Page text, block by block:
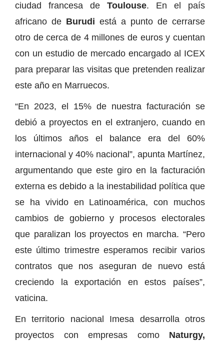
ciudad francesa de Toulouse. En el país
africano de Burudi está a punto de cerrarse
otro de cerca de 4 millones de euros y cuentan
con un estudio de mercado encargado al ICEX
para preparar las visitas que pretenden realizar
este año en Marruecos.
“En 2023, el 15% de nuestra facturación se
debió a proyectos en el extranjero, cuando en
los últimos años el balance era del 60%
internacional y 40% nacional”, apunta Martínez,
argumentando que este giro en la facturación
externa es debido a la inestabilidad política que
se ha vivido en Latinoamérica, con muchos
cambios de gobierno y procesos electorales
que paralizan los proyectos en marcha. “Pero
este último trimestre esperamos recibir varios
contratos que nos aseguran de nuevo está
creciendo la exportación en estos países”,
vaticina.
En territorio nacional Imesa desarrolla otros
proyectos con empresas como Naturgy,